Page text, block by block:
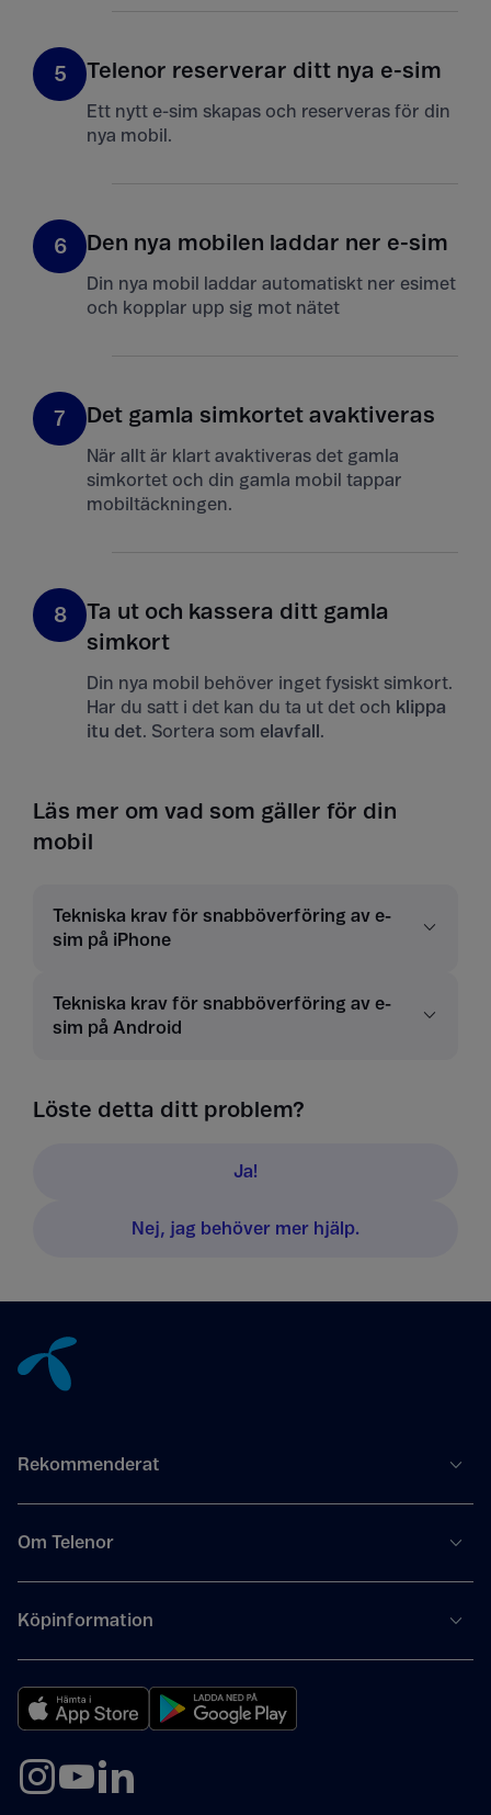
5 Telenor reserverar ditt nya e-sim
Ett nytt e-sim skapas och reserveras för din
nya mobil.
6 Den nya mobilen laddar ner e-sim
Din nya mobil laddar automatiskt ner esimet
och kopplar upp sig mot nätet
7 Det gamla simkortet avaktiveras
När allt är klart avaktiveras det gamla
simkortet och din gamla mobil tappar
mobiltäckningen.
8
Ta ut och kassera ditt gamla
simkort
Din nya mobil behöver inget fysiskt simkort.
Har du satt i det kan du ta ut det och klippa
itu det. Sortera som elavfall .
Läs mer om vad som gäller för din
mobil
Tekniska krav för snabböverföring av e-
sim på iPhone
Tekniska krav för snabböverföring av e-
sim på Android
Löste detta ditt problem?
Ja!
Nej, jag behöver mer hjälp.
Rekommenderat
Om Telenor
Köpinformation